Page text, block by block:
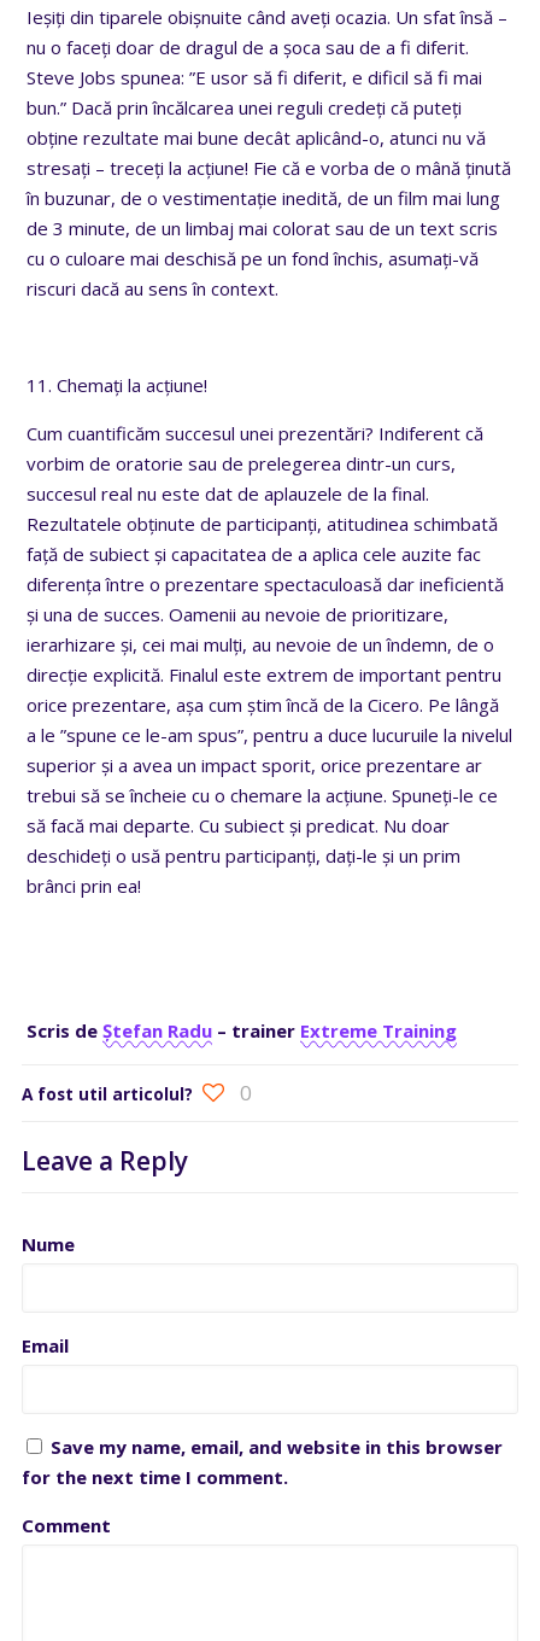
Ieșiți din tiparele obișnuite când aveți ocazia. Un sfat însă –
nu o faceți doar de dragul de a șoca sau de a fi diferit.
Steve Jobs spunea: ”E usor să fi diferit, e dificil să fi mai
bun.” Dacă prin încălcarea unei reguli credeți că puteți
obține rezultate mai bune decât aplicând-o, atunci nu vă
stresați – treceți la acțiune! Fie că e vorba de o mână ținută
în buzunar, de o vestimentație inedită, de un film mai lung
de 3 minute, de un limbaj mai colorat sau de un text scris
cu o culoare mai deschisă pe un fond închis, asumați-vă
riscuri dacă au sens în context.
11. Chemați la acțiune!
Cum cuantificăm succesul unei prezentări? Indiferent că
vorbim de oratorie sau de prelegerea dintr-un curs,
succesul real nu este dat de aplauzele de la final.
Rezultatele obținute de participanți, atitudinea schimbată
față de subiect și capacitatea de a aplica cele auzite fac
diferența între o prezentare spectaculoasă dar ineficientă
și una de succes. Oamenii au nevoie de prioritizare,
ierarhizare și, cei mai mulți, au nevoie de un îndemn, de o
direcție explicită. Finalul este extrem de important pentru
orice prezentare, așa cum știm încă de la Cicero. Pe lângă
a le ”spune ce le-am spus”, pentru a duce lucuruile la nivelul
superior și a avea un impact sporit, orice prezentare ar
trebui să se încheie cu o chemare la acțiune. Spuneți-le ce
să facă mai departe. Cu subiect și predicat. Nu doar
deschideți o usă pentru participanți, dați-le și un prim
brânci prin ea!
Scris deȘtefan Radu – trainer Extreme Training
A fost util articolul? 0
Leave a Reply
Nume
Email
Save my name, email, and website in this browser
for the next time I comment.
Comment